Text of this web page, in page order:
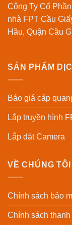
Công Ty Cổ
nhà FPT Cầu
Hầu, Quận Cầu
SẢN PHẨM
Báo giá cáp
Lắp truyền hình
Lắp đặt Camera
VỀ CHÚNG TÔI
Chính sách bảo
Chính sách thanh